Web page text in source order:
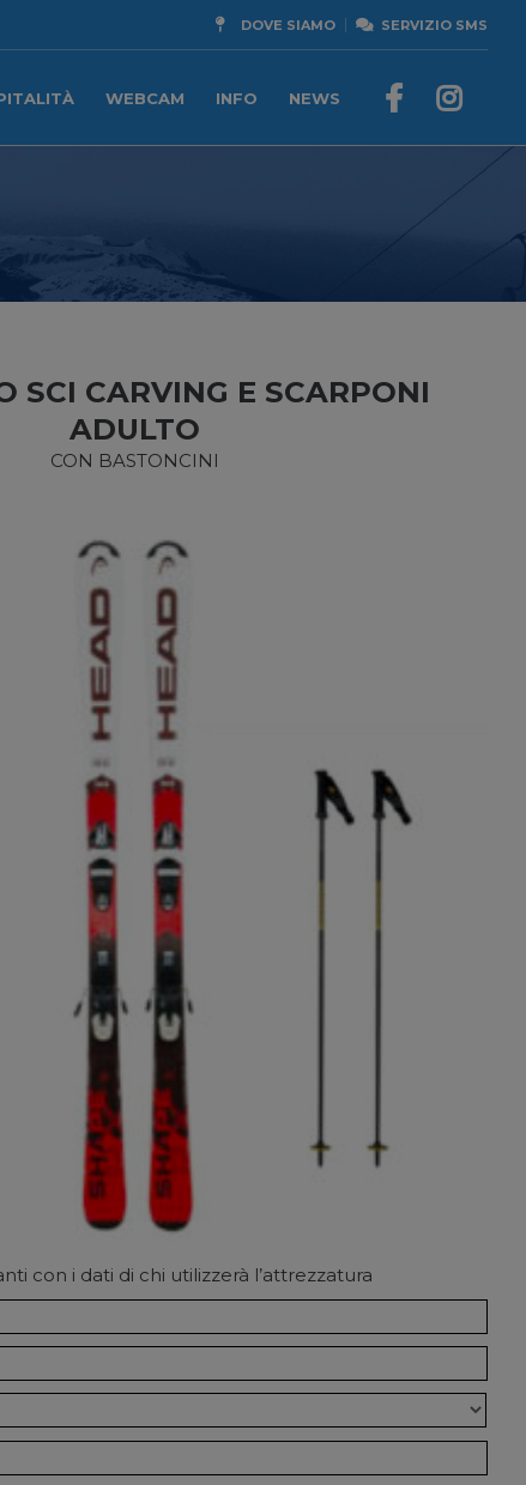
DOVE SIAMO SERVIZIO SMS
WEBCAM INFO NEWS
SCI CARVING E SCARPONI
ADULTO
CON BASTONCINI
con i dati di chi utilizzerà l’attrezzatura